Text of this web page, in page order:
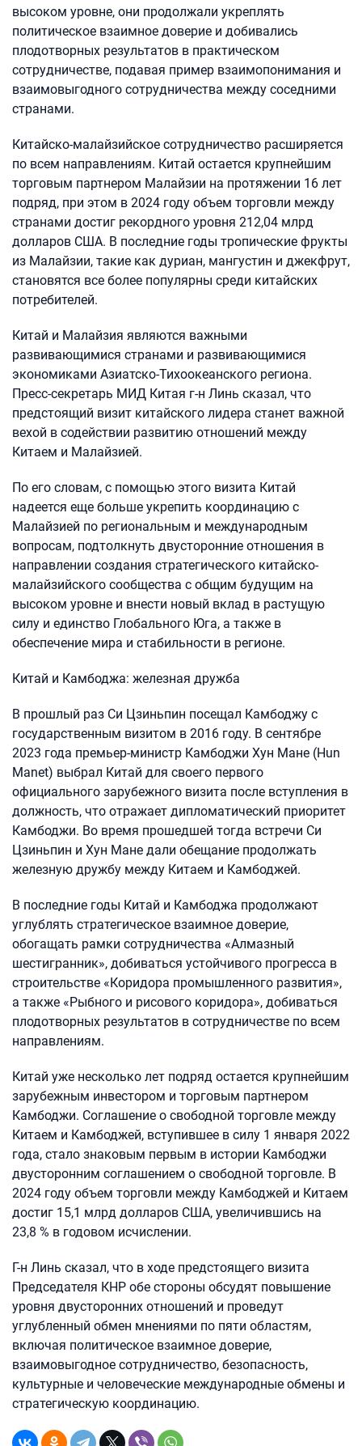
высоком уровне, они продолжали укреплять
политическое взаимное доверие и добивались
плодотворных результатов в практическом
сотрудничестве, подавая пример взаимопонимания и
взаимовыгодного сотрудничества между соседними
странами.
Китайско-малайзийское сотрудничество расширяется
по всем направлениям. Китай остается крупнейшим
торговым партнером Малайзии на протяжении 16 лет
подряд, при этом в 2024 году объем торговли между
странами достиг рекордного уровня 212,04 млрд
долларов США. В последние годы тропические фрукты
из Малайзии, такие как дуриан, мангустин и джекфрут,
становятся все более популярны среди китайских
потребителей.
Китай и Малайзия являются важными
развивающимися странами и развивающимися
экономиками Азиатско-Тихоокеанского региона.
Пресс-секретарь МИД Китая г-н Линь сказал, что
предстоящий визит китайского лидера станет важной
вехой в содействии развитию отношений между
Китаем и Малайзией.
По его словам, с помощью этого визита Китай
надеется еще больше укрепить координацию с
Малайзией по региональным и международным
вопросам, подтолкнуть двусторонние отношения в
направлении создания стратегического китайско-
малайзийского сообщества с общим будущим на
высоком уровне и внести новый вклад в растущую
силу и единство Глобального Юга, а также в
обеспечение мира и стабильности в регионе.
Китай и Камбоджа: железная дружба
В прошлый раз Си Цзиньпин посещал Камбоджу с
государственным визитом в 2016 году. В сентябре
2023 года премьер-министр Камбоджи Хун Мане (Hun
Manet) выбрал Китай для своего первого
официального зарубежного визита после вступления в
должность, что отражает дипломатический приоритет
Камбоджи. Во время прошедшей тогда встречи Си
Цзиньпин и Хун Мане дали обещание продолжать
железную дружбу между Китаем и Камбоджей.
В последние годы Китай и Камбоджа продолжают
углублять стратегическое взаимное доверие,
обогащать рамки сотрудничества «Алмазный
шестигранник», добиваться устойчивого прогресса в
строительстве «Коридора промышленного развития»,
а также «Рыбного и рисового коридора», добиваться
плодотворных результатов в сотрудничестве по всем
направлениям.
Китай уже несколько лет подряд остается крупнейшим
зарубежным инвестором и торговым партнером
Камбоджи. Соглашение о свободной торговле между
Китаем и Камбоджей, вступившее в силу 1 января 2022
года, стало знаковым первым в истории Камбоджи
двусторонним соглашением о свободной торговле. В
2024 году объем торговли между Камбоджей и Китаем
достиг 15,1 млрд долларов США, увеличившись на
23,8 % в годовом исчислении.
Г-н Линь сказал, что в ходе предстоящего визита
Председателя КНР обе стороны обсудят повышение
уровня двусторонних отношений и проведут
углубленный обмен мнениями по пяти областям,
включая политическое взаимное доверие,
взаимовыгодное сотрудничество, безопасность,
культурные и человеческие международные обмены и
стратегическую координацию.